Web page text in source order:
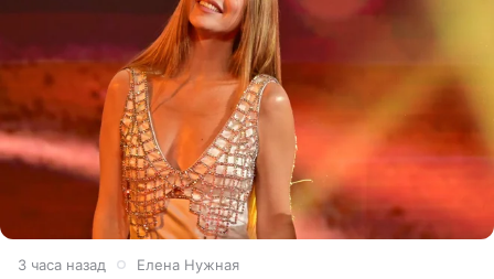
3 часа назад Елена Нужная